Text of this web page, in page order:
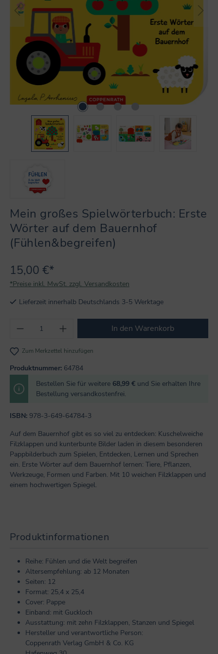
Mein großes Spielwörterbuch: Erste
Wörter auf dem Bauernhof
(Fühlen&begreifen)
15,00 €*
*Preise inkl. MwSt. zzgl. Versandkosten
Lieferzeit innerhalb Deutschlands 3-5 Werktage
Produkt Anzahl: Gib den gewünschten
In den Warenkorb
Zum Merkzettel hinzufügen
Produktnummer: 64784
Bestellen Sie für weitere 68,99 € und Sie erhalten Ihre
Bestellung versandkostenfrei.
ISBN: 978-3-649-64784-3
Auf dem Bauernhof gibt es so viel zu entdecken: Kuschelweiche
Filzklappen und kunterbunte Bilder laden in diesem besonderen
Pappbilderbuch zum Spielen, Entdecken, Lernen und Sprechen
ein. Erste Wörter auf dem Bauernhof lernen: Tiere, Pflanzen,
Werkzeuge, Formen und Farben. Mit 10 weichen Filzklappen und
einem hochwertigen Spiegel.
Produktinformationen
Reihe: Fühlen und die Welt begreifen
Altersempfehlung: ab 12 Monaten
Seiten: 12
Format: 25,4 x 25,4
Cover: Pappe
Einband: mit Guckloch
Ausstattung: mit zehn Filzklappen, Stanzen und Spiegel
Hersteller und verantwortliche Person:
Coppenrath Verlag GmbH & Co. KG